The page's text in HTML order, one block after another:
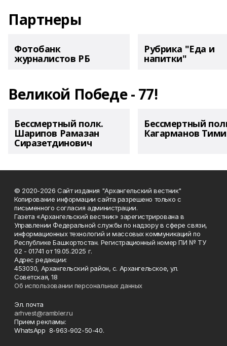
Партнеры
Фотобанк
журналистов РБ
Рубрика "Еда и
напитки"
Великой Победе - 77!
Бессмертный полк.
Шарипов Рамазан
Сиразетдинович
Бессмертный
Кагарманов
© 2020-2026 Сайт издания "Архангельский вестник"
Копирование информации сайта разрешено только с
письменного согласия администрации.
Газета «Архангельский вестник» зарегистрирована в
Управлении Федеральной службы по надзору в сфере связи,
информационных технологий и массовых коммуникаций по
Республике Башкортостан. Регистрационный номер ПИ № ТУ
02 - 01741 от 19.05.2025 г.
Адрес редакции:
453030, Архангельский район, с. Архангельское, ул.
Советская, 18
Об использовании персональных данных
Эл. почта
arhvest@rambler.ru
Прием рекламы:
WhatsApp 8-963-902-50-40.